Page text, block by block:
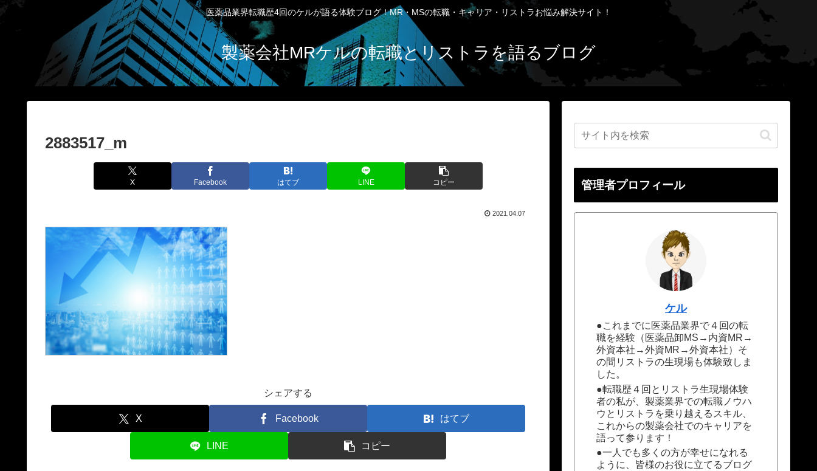
医薬品業界転職歴4回のケルが語る体験ブログ！MR・MSの転職・キャリア・リストラお悩み解決サイト！
製薬会社MRケルの転職とリストラを語るブログ
2883517_m
X Facebook はてブ LINE コピー
2021.04.07
シェアする
X Facebook はてブ
LINE コピー
管理者プロフィール
ケル
●これまでに医薬品業界で４回の転
職を経験（医薬品卸MS→内資MR→
外資本社→外資MR→外資本社）そ
の間リストラの生現場も体験致しま
した。
●転職歴４回とリストラ生現場体験
者の私が、製薬業界での転職ノウハ
ウとリストラを乗り越えるスキル、
これからの製薬会社でのキャリアを
語って参ります！
●一人でも多くの方が幸せになれる
ように、皆様のお役に立てるブログ